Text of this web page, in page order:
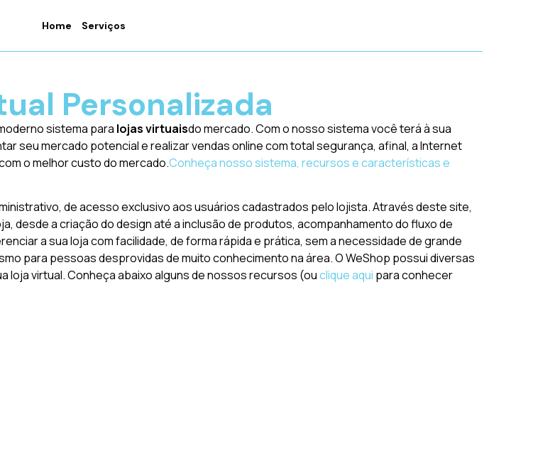
Home Serviços
Personalizada
sistema para lojas virtuaisdo mercado. Com o nosso sistema você terá à sua
seu mercado potencial e realizar vendas online com total segurança, afinal, a Internet
o melhor custo do mercado.Conheça nosso sistema, recursos e características e
de acesso exclusivo aos usuários cadastrados pelo lojista. Através deste site,
desde a criação do design até a inclusão de produtos, acompanhamento do fluxo de
a sua loja com facilidade, de forma rápida e prática, sem a necessidade de grande
para pessoas desprovidas de muito conhecimento na área. O WeShop possui diversas
loja virtual. Conheça abaixo alguns de nossos recursos (ouclique aqui para conhecer